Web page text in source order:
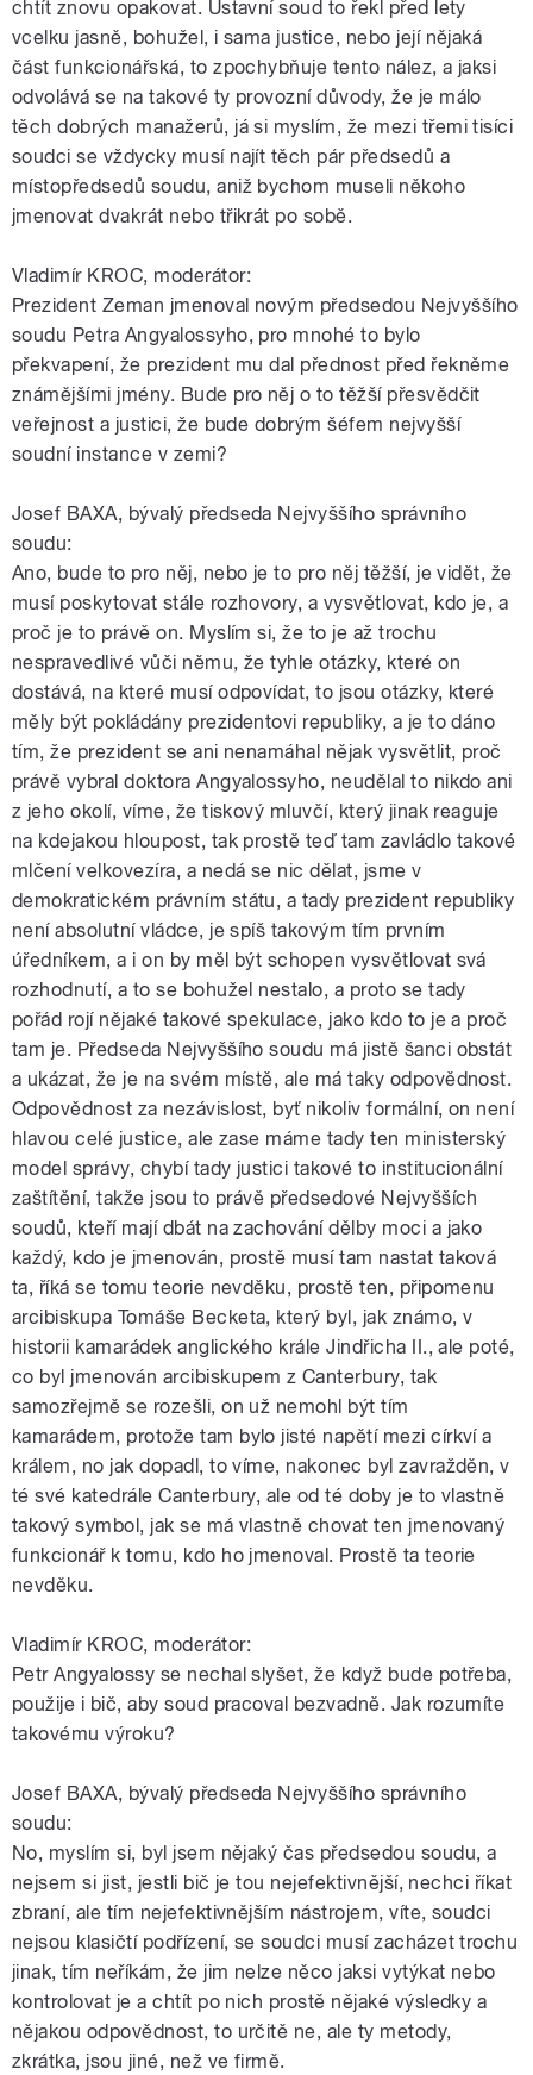
chtít znovu opakovat. Ústavní soud to řekl před lety
vcelku jasně, bohužel, i sama justice, nebo její nějaká
část funkcionářská, to zpochybňuje tento nález, a jaksi
odvolává se na takové ty provozní důvody, že je málo
těch dobrých manažerů, já si myslím, že mezi třemi tisíci
soudci se vždycky musí najít těch pár předsedů a
místopředsedů soudu, aniž bychom museli někoho
jmenovat dvakrát nebo třikrát po sobě.
Vladimír KROC, moderátor:
Prezident Zeman jmenoval novým předsedou Nejvyššího
soudu Petra Angyalossyho, pro mnohé to bylo
překvapení, že prezident mu dal přednost před řekněme
známějšími jmény. Bude pro něj o to těžší přesvědčit
veřejnost a justici, že bude dobrým šéfem nejvyšší
soudní instance v zemi?
Josef BAXA, bývalý předseda Nejvyššího správního
soudu:
Ano, bude to pro něj, nebo je to pro něj těžší, je vidět, že
musí poskytovat stále rozhovory, a vysvětlovat, kdo je, a
proč je to právě on. Myslím si, že to je až trochu
nespravedlivé vůči němu, že tyhle otázky, které on
dostává, na které musí odpovídat, to jsou otázky, které
měly být pokládány prezidentovi republiky, a je to dáno
tím, že prezident se ani nenamáhal nějak vysvětlit, proč
právě vybral doktora Angyalossyho, neudělal to nikdo ani
z jeho okolí, víme, že tiskový mluvčí, který jinak reaguje
na kdejakou hloupost, tak prostě teď tam zavládlo takové
mlčení velkovezíra, a nedá se nic dělat, jsme v
demokratickém právním státu, a tady prezident republiky
není absolutní vládce, je spíš takovým tím prvním
úředníkem, a i on by měl být schopen vysvětlovat svá
rozhodnutí, a to se bohužel nestalo, a proto se tady
pořád rojí nějaké takové spekulace, jako kdo to je a proč
tam je. Předseda Nejvyššího soudu má jistě šanci obstát
a ukázat, že je na svém místě, ale má taky odpovědnost.
Odpovědnost za nezávislost, byť nikoliv formální, on není
hlavou celé justice, ale zase máme tady ten ministerský
model správy, chybí tady justici takové to institucionální
zaštítění, takže jsou to právě předsedové Nejvyšších
soudů, kteří mají dbát na zachování dělby moci a jako
každý, kdo je jmenován, prostě musí tam nastat taková
ta, říká se tomu teorie nevděku, prostě ten, připomenu
arcibiskupa Tomáše Becketa, který byl, jak známo, v
historii kamarádek anglického krále Jindřicha II., ale poté,
co byl jmenován arcibiskupem z Canterbury, tak
samozřejmě se rozešli, on už nemohl být tím
kamarádem, protože tam bylo jisté napětí mezi církví a
králem, no jak dopadl, to víme, nakonec byl zavražděn, v
té své katedrále Canterbury, ale od té doby je to vlastně
takový symbol, jak se má vlastně chovat ten jmenovaný
funkcionář k tomu, kdo ho jmenoval. Prostě ta teorie
nevděku.
Vladimír KROC, moderátor:
Petr Angyalossy se nechal slyšet, že když bude potřeba,
použije i bič, aby soud pracoval bezvadně. Jak rozumíte
takovému výroku?
Josef BAXA, bývalý předseda Nejvyššího správního
soudu:
No, myslím si, byl jsem nějaký čas předsedou soudu, a
nejsem si jist, jestli bič je tou nejefektivnější, nechci říkat
zbraní, ale tím nejefektivnějším nástrojem, víte, soudci
nejsou klasičtí podřízení, se soudci musí zacházet trochu
jinak, tím neříkám, že jim nelze něco jaksi vytýkat nebo
kontrolovat je a chtít po nich prostě nějaké výsledky a
nějakou odpovědnost, to určitě ne, ale ty metody,
zkrátka, jsou jiné, než ve firmě.